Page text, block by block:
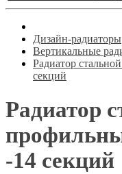
Дизайн-радиаторы
Вертикальные
Радиатор
секций
Радиатор
-14 секций